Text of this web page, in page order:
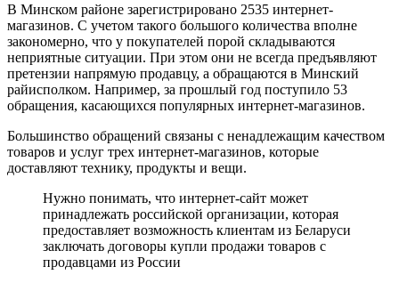
В Минском районе зарегистрировано 2535 интернет-
магазинов. С учетом такого большого количества вполне
закономерно, что у покупателей порой складываются
неприятные ситуации. При этом они не всегда предъявляют
претензии напрямую продавцу, а обращаются в Минский
райисполком. Например, за прошлый год поступило 53
обращения, касающихся популярных интернет-магазинов.
Большинство обращений связаны с ненадлежащим качеством
товаров и услуг трех интернет-магазинов, которые
доставляют технику, продукты и вещи.
Нужно понимать, что интернет-сайт может
принадлежать российской организации, которая
предоставляет возможность клиентам из Беларуси
заключать договоры купли продажи товаров с
продавцами из России